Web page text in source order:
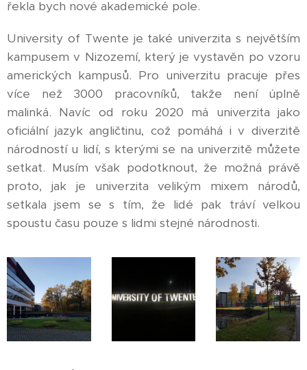
řekla bych nové akademické pole.
University of Twente je také univerzita s největším
kampusem v Nizozemí, který je vystavěn po vzoru
amerických kampusů. Pro univerzitu pracuje přes
více než 3000 pracovníků, takže není úplně
malinká. Navíc od roku 2020 má univerzita jako
oficiální jazyk angličtinu, což pomáhá i v diverzitě
národností u lidí, s kterými se na univerzitě můžete
setkat. Musím však podotknout, že možná právě
proto, jak je univerzita velikým mixem národů,
setkala jsem se s tím, že lidé pak tráví velkou
spoustu času pouze s lidmi stejné národnosti.